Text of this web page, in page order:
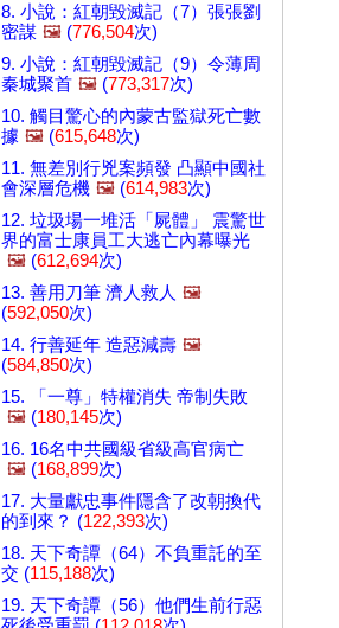
8. 小說：紅朝毀滅記（7）張張劉
密謀 🖼️ (776,504次)
9. 小說：紅朝毀滅記（9）令薄周
秦城聚首 🖼️ (773,317次)
10. 觸目驚心的內蒙古監獄死亡數
據 🖼️ (615,648次)
11. 無差別行兇案頻發 凸顯中國社
會深層危機 🖼️ (614,983次)
12. 垃圾場一堆活「屍體」 震驚世
界的富士康員工大逃亡內幕曝光
🖼️ (612,694次)
13. 善用刀筆 濟人救人 🖼️
(592,050次)
14. 行善延年 造惡減壽 🖼️
(584,850次)
15. 「一尊」特權消失 帝制失敗
🖼️ (180,145次)
16. 16名中共國級省級高官病亡
🖼️ (168,899次)
17. 大量獻忠事件隱含了改朝換代
的到來？ (122,393次)
18. 天下奇譚（64）不負重託的至
交 (115,188次)
19. 天下奇譚（56）他們生前行惡